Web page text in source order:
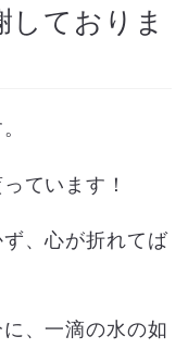
しておりま
ています！
、心が折れてば
、一滴の水の如